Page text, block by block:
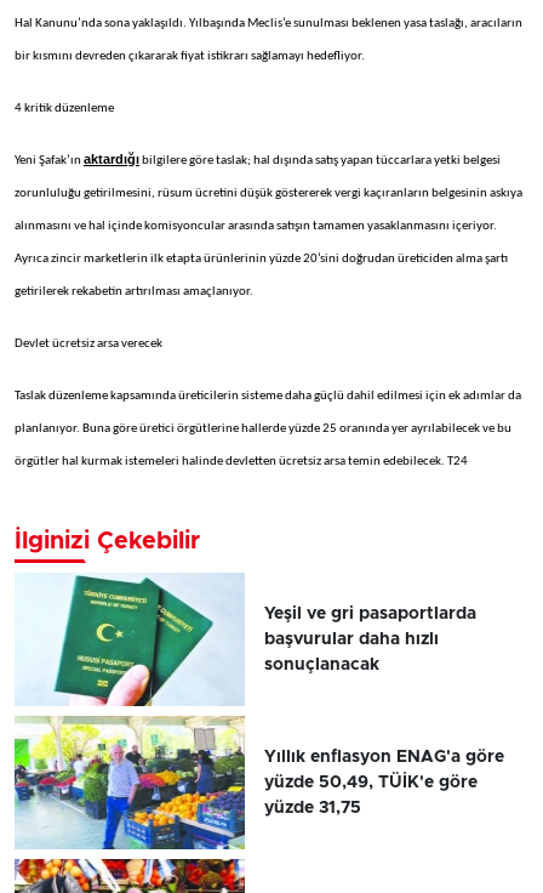
Hal Kanunu’nda sona yaklaşıldı. Yılbaşında Meclis’e sunulması beklenen yasa taslağı, aracıların
bir kısmını devreden çıkararak fiyat istikrarı sağlamayı hedefliyor.
4 kritik düzenleme
Yeni Şafak’ınaktardığıbilgilere göre taslak; hal dışında satış yapan tüccarlara yetki belgesi
zorunluluğu getirilmesini, rüsum ücretini düşük göstererek vergi kaçıranların belgesinin askıya
alınmasını ve hal içinde komisyoncular arasında satışın tamamen yasaklanmasını içeriyor.
Ayrıca zincir marketlerin ilk etapta ürünlerinin yüzde 20’sini doğrudan üreticiden alma şartı
getirilerek rekabetin artırılması amaçlanıyor.
Devlet ücretsiz arsa verecek
Taslak düzenleme kapsamında üreticilerin sisteme daha güçlü dahil edilmesi için ek adımlar da
planlanıyor. Buna göre üretici örgütlerine hallerde yüzde 25 oranında yer ayrılabilecek ve bu
örgütler hal kurmak istemeleri halinde devletten ücretsiz arsa temin edebilecek. T24
İlginizi Çekebilir
Yeşil ve gri pasaportlarda
başvurular daha hızlı
sonuçlanacak
Yıllık enflasyon ENAG'a göre
yüzde 50,49, TÜİK'e göre
yüzde 31,75